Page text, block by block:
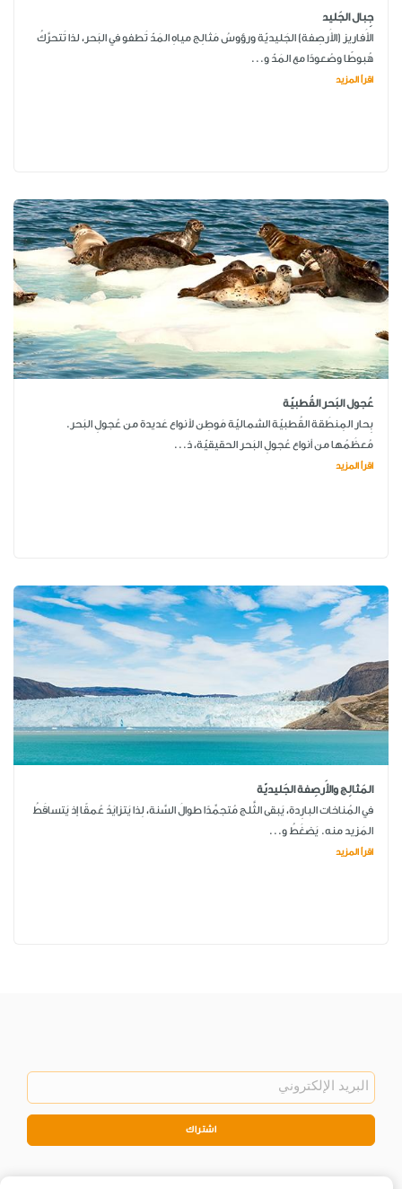
جِبال الجَليد
الأَفاريز (الأَرصِفة) الجَليديّة ورؤوسُ مَثالِج مياهِ المَدّ تَطفو في البَحر، لذا تَتحرَّكُ
هُبوطًا وصُعودًا مع المَدّ و...
اقرأ المزيد
عُجول البَحر القُطبيّة
بِحار المِنطَقة القُطبيّة الشماليّة مَوطِن لأنواع عَديدة من عُجولِ البَحر.
مُعظَمُها من أنواع عُجولِ البَحر الحقيقيّة، ذ...
اقرأ المزيد
المَثالِج والأَرصِفة الجَليديّة
في المُناخات البارِدة، يَبقى الثَّلج مُتجمِّدًا طوالَ السَّنة، لِذا يَتزايَدُ عُمقًا إذ يَتساقَطُ
المَزيد منه. يَضغَطُ و...
اقرأ المزيد
اشتراك